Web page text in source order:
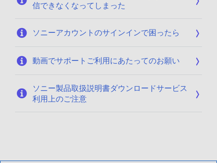
信できなくなってしまった
ソニーアカウントのサインインで困ったら
動画でサポートご利用にあたってのお願い
ソニー製品取扱説明書ダウンロードサービス
利用上のご注意